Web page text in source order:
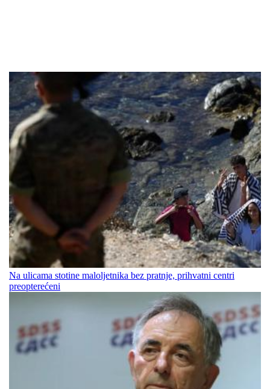
Na ulicama stotine maloljetnika bez pratnje, prihvatni centri
preopterećeni